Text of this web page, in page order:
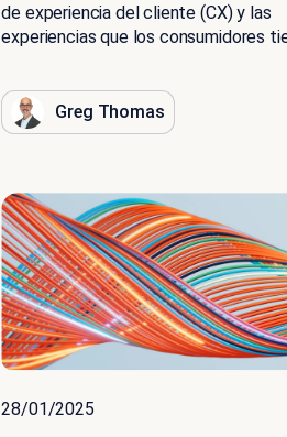
de experiencia del cliente (CX) y las
experiencias que los consumidores
Greg Thomas
28/01/2025